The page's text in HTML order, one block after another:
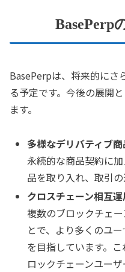
BasePerp
BasePerpは、将来的にさ
る予定です。今後の展開
ます。
多様なデリバティブ
永続的な商品契約に
品を取り入れ、取引
クロスチェーン相互
複数のブロックチェ
とで、より多くのユ
を目指しています。
ロックチェーンユー